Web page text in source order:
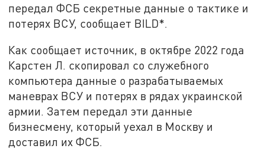
передал ФСБ секретные данные о тактике и
потерях ВСУ, сообщает BILD*.
Как сообщает источник, в октябре 2022 года
Карстен Л. скопировал со служебного
компьютера данные о разрабатываемых
маневрах ВСУ и потерях в рядах украинской
армии. Затем передал эти данные
бизнесмену, который уехал в Москву и
доставил их ФСБ.